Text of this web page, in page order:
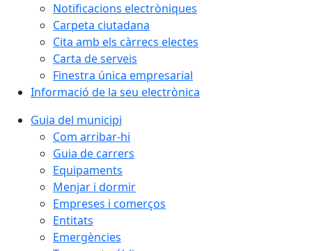
Notificacions electròniques
Carpeta ciutadana
Cita amb els càrrecs electes
Carta de serveis
Finestra única empresarial
Informació de la seu electrònica
Guia del municipi
Com arribar-hi
Guia de carrers
Equipaments
Menjar i dormir
Empreses i comerços
Entitats
Emergències